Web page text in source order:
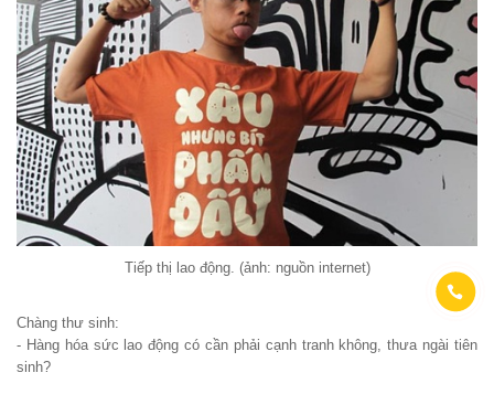
Tiếp thị lao động. (ảnh: nguồn internet)
Chàng thư sinh:
- Hàng hóa sức lao động có cần phải cạnh tranh không, thưa ngài tiên
sinh?